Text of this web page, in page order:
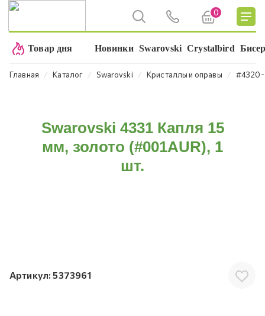
0
Товар дня Новинки Swarovski Crystalbird
Главная ⁄ Каталог ⁄ Swarovski ⁄ Кристаллы и оправы ⁄ #4320-
Swarovski 4331 Капля 15
мм, золото (#001AUR), 1
шт.
Артикул: 5373961